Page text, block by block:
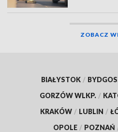
ZOBACZ
BIAŁYSTOK /
GORZÓW WLKP. /
KRAKÓW / LUBLIN /
OPOLE / POZNAŃ